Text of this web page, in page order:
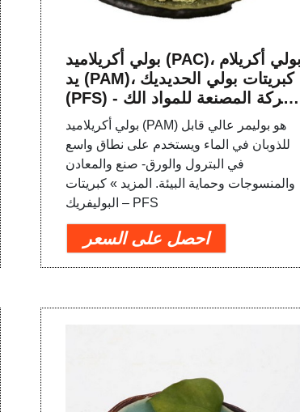
بولي أكريلاميد (PAC)، بولي أكريلام
يد (PAM)، كبريتات بولي الحديديك
(PFS) - الشركة المصنعة للمواد الك
يميائية لمعالجة المياه
بولي أكريلاميد (PAM) هو بوليمر عالي قابل
للذوبان في الماء ويستخدم على نطاق واسع
في البترول والورق- صنع والمعادن
والمنسوجات وحماية البيئة. المزيد » كبريتات
البوليفريك – PFS
احصل على السعر